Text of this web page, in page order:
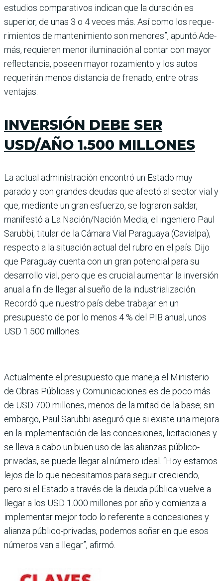
estudios compa­rativos indican que la dura­ción es
superior, de unas 3 o 4 veces más. Así como los reque­
rimientos de mantenimiento son menores”, apuntó.Ade­
más, requieren menor ilumi­nación al contar con mayor
reflectancia, poseen mayor rozamiento y los autos
reque­rirán menos distancia de fre­nado, entre otras
ventajas.
INVERSIÓN DEBE SER
USD/AÑO 1.500 MILLONES
La actual administración encontró un Estado muy
parado y con grandes deudas que afectó al sector vial y
que, mediante un gran esfuerzo, se lograron saldar,
manifestó a La Nación/Nación Media, el inge­niero Paul
Sarubbi, titular de la Cámara Vial Paraguaya (Cavialpa),
respecto a la situación actual del rubro en el país. Dijo
que Paraguay cuenta con un gran potencial para su
desarrollo vial, pero que es crucial aumentar la inversión
anual a fin de llegar al sueño de la industrialización.
Recordó que nuestro país debe trabajar en un
presupuesto de por lo menos 4 % del PIB anual, unos
USD 1.500 millones.
Actualmente el presupuesto que maneja el Ministerio
de Obras Públicas y Comunicaciones es de poco más
de USD 700 millones, menos de la mitad de la base; sin
embargo, Paul Sarubbi aseguró que si existe una mejora
en la implementación de las concesiones, licitaciones y
se lleva a cabo un buen uso de las alianzas público-
privadas, se puede llegar al número ideal. “Hoy estamos
lejos de lo que necesitamos para seguir creciendo,
pero si el Estado a través de la deuda pública vuelve a
llegar a los USD 1.000 millones por año y comienza a
implementar mejor todo lo referente a concesiones y
alianza público-privadas, podemos soñar en que esos
números van a llegar”, afirmó.